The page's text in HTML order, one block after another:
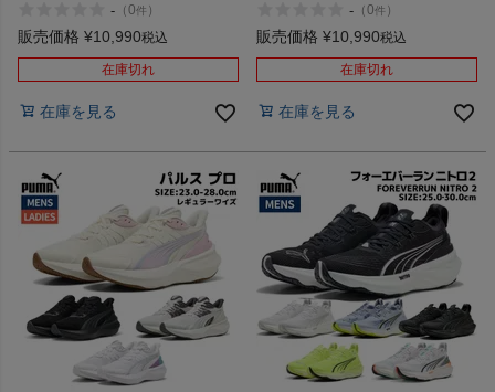
商品レビュー
アウトレットセール
スタッフコーディネート
スタッフブログ
- （0件 ）
販売価格 ¥10,990税込
在庫切れ
在庫を見る
- （0件 ）
販売価格 ¥10,990税込
在庫切れ
在庫を見る